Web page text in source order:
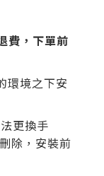
費，下單前
環境之下安
更換手
除 ，安裝前